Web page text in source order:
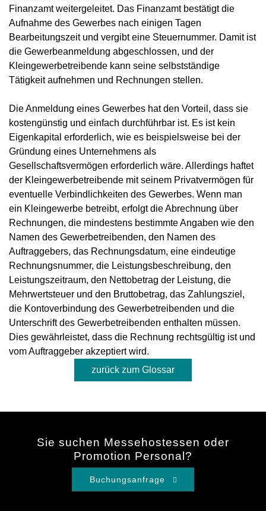
Finanzamt weitergeleitet. Das Finanzamt bestätigt die
Aufnahme des Gewerbes nach einigen Tagen
Bearbeitungszeit und vergibt eine Steuernummer. Damit ist
die Gewerbeanmeldung abgeschlossen, und der
Kleingewerbetreibende kann seine selbstständige
Tätigkeit aufnehmen und Rechnungen stellen.
Die Anmeldung eines Gewerbes hat den Vorteil, dass sie
kostengünstig und einfach durchführbar ist. Es ist kein
Eigenkapital erforderlich, wie es beispielsweise bei der
Gründung eines Unternehmens als
Gesellschaftsvermögen erforderlich wäre. Allerdings haftet
der Kleingewerbetreibende mit seinem Privatvermögen für
eventuelle Verbindlichkeiten des Gewerbes. Wenn man
ein Kleingewerbe betreibt, erfolgt die Abrechnung über
Rechnungen, die mindestens bestimmte Angaben wie den
Namen des Gewerbetreibenden, den Namen des
Auftraggebers, das Rechnungsdatum, eine eindeutige
Rechnungsnummer, die Leistungsbeschreibung, den
Leistungszeitraum, den Nettobetrag der Leistung, die
Mehrwertsteuer und den Bruttobetrag, das Zahlungsziel,
die Kontoverbindung des Gewerbetreibenden und die
Unterschrift des Gewerbetreibenden enthalten müssen.
Dies gewährleistet, dass die Rechnung rechtsgültig ist und
vom Auftraggeber akzeptiert wird.
zurück zum Glossar
Sie suchen Messehostessen oder
Promotion Personal?
Buchungsanfrage